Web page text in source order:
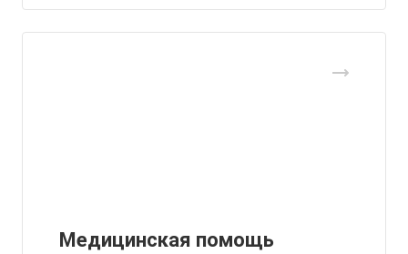
Медицинская помощь